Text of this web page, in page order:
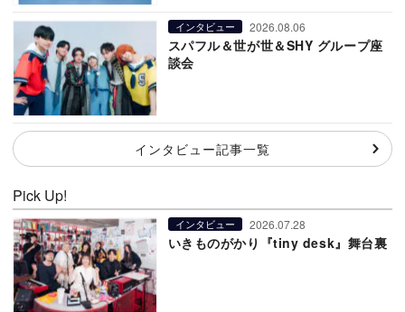
インタビュー 2026.08.06
スパフル＆世が世＆SHY グループ座
談会
インタビュー記事一覧
Pick Up!
インタビュー 2026.07.28
いきものがかり『tiny desk』舞台裏